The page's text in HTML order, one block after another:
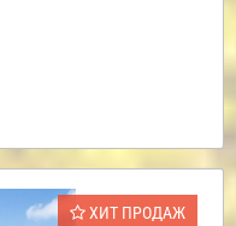
ХИТ ПРОДАЖ